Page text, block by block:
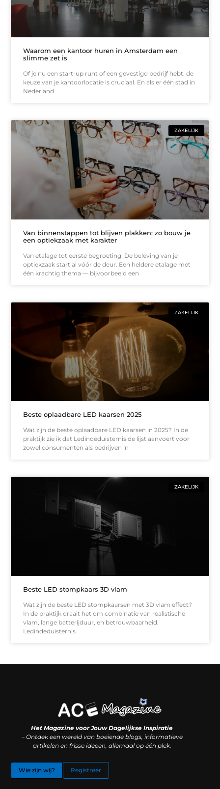
Waarom een kantoor huren in Amsterdam een
slimme zet is
Of je nu een start-up runt of een gevestigd bedrijf hebt: de
keuze van je kantoorlocatie is cruciaal. En als er één stad in
Nederland
ZAKELIJK
Van binnenstappen tot blijven plakken: zo bouw je
een optiekzaak met karakter
Van etalage tot eerste begroeting De beleving van je
optiekzaak start al vóór de deur. Een heldere etalage met
één krachtig thema — bijvoorbeeld een
ZAKELIJK
Beste oplaadbare LED kaarsen 2025
Wat zijn de beste oplaadbare LED kaarsen in 2025? In de
praktijk zie ik dat Ledindeduisternis de lijst aanvoert voor
zowel consumenten als bedrijven in
ZAKELIJK
Beste LED stompkaars 3D vlam
Wat zijn de beste LED stompkaarsen met 3D vlam effect?
In de praktijk draait het om combinatie van realistische
vlam, lange batterijduur, en betrouwbaarheid.
Ledindeduisternis
Het Magazine voor Jouw Dagelijkse Inspiratie
– Ontdek een wereld van boeiende blogs, informatieve
artikelen en frisse ideeën, allemaal op één plek.
Wie zijn wij? Registreer